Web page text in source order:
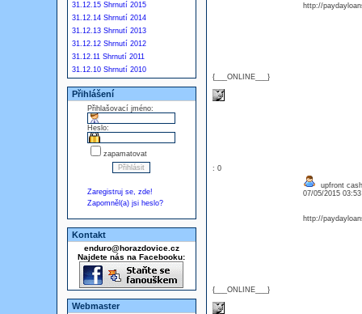
31.12.15 Shrnutí 2015
31.12.14 Shrnutí 2014
31.12.13 Shrnutí 2013
31.12.12 Shrnutí 2012
31.12.11 Shrnutí 2011
31.12.10 Shrnutí 2010
Přihlášení
Přihlašovací jméno:
Heslo:
zapamatovat
Zaregistruj se, zde!
Zapomněl(a) jsi heslo?
Kontakt
enduro@horazdovice.cz
Najdete nás na Facebooku:
Webmaster
{___ONLINE___}
http://
: 0
{___ONLINE___}
upfront
07/05/2015
http://